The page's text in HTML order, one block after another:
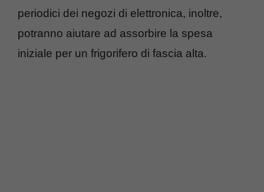
periodici dei negozi di elettronica, inoltre,
potranno aiutare ad assorbire la spesa
iniziale per un frigorifero di fascia alta.